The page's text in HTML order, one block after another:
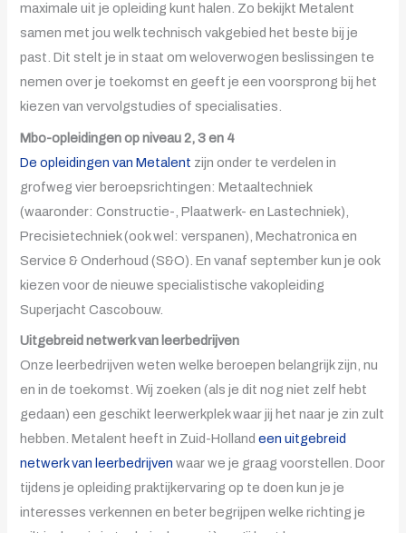
maximale uit je opleiding kunt halen. Zo bekijkt Metalent
samen met jou welk technisch vakgebied het beste bij je
past. Dit stelt je in staat om weloverwogen beslissingen te
nemen over je toekomst en geeft je een voorsprong bij het
kiezen van vervolgstudies of specialisaties.
Mbo-opleidingen op niveau 2, 3 en 4
De opleidingen van Metalent zijn onder te verdelen in
grofweg vier beroepsrichtingen: Metaaltechniek
(waaronder: Constructie-, Plaatwerk- en Lastechniek),
Precisietechniek (ook wel: verspanen), Mechatronica en
Service & Onderhoud (S&O). En vanaf september kun je ook
kiezen voor de nieuwe specialistische vakopleiding
Superjacht Cascobouw.
Uitgebreid netwerk van leerbedrijven
Onze leerbedrijven weten welke beroepen belangrijk zijn, nu
en in de toekomst. Wij zoeken (als je dit nog niet zelf hebt
gedaan) een geschikt leerwerkplek waar jij het naar je zin zult
hebben. Metalent heeft in Zuid-Hollandeen uitgebreid
netwerk van leerbedrijven waar we je graag voorstellen. Door
tijdens je opleiding praktijkervaring op te doen kun je je
interesses verkennen en beter begrijpen welke richting je